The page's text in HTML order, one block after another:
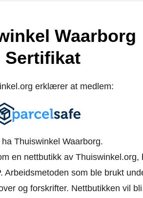
Waarborg
Sertifikat
erklærer at medlem:
ha Thuiswinkel Waarborg.
en nettbutikk av Thuiswinkel.org,
som ble brukt
og forskrifter. Nettbutikken vil